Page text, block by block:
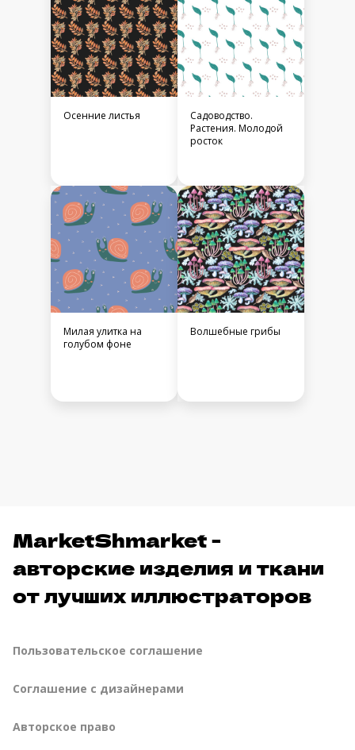
Осенние листья
Садоводство.
Растения. Молодой
росток
Милая улитка на
голубом фоне
Волшебные грибы
MarketShmarket -
авторские изделия и ткани
от лучших иллюстраторов
Пользовательское соглашение
Соглашение с дизайнерами
Авторское право